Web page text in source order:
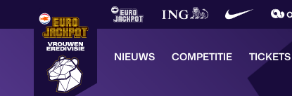
NIEUWS COMPETITIE TICKETS